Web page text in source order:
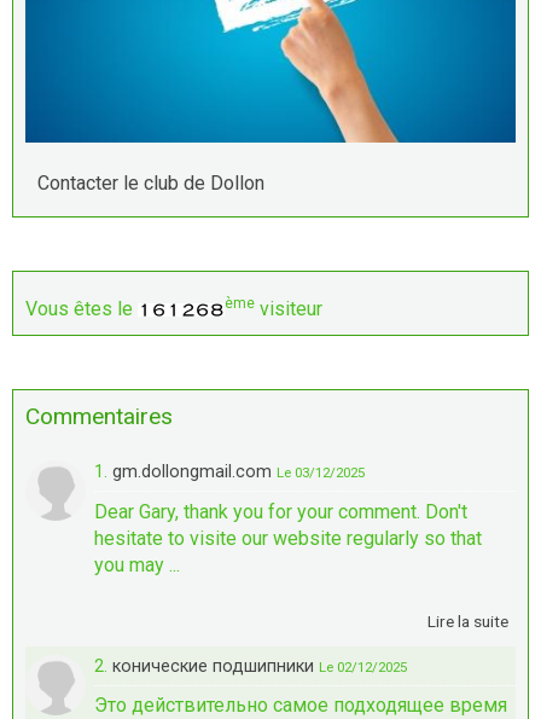
Contacter le club de Dollon
Vous êtes le ème visiteur
Commentaires
1. gm.dollongmail.com Le 03/12/2025
Dear Gary, thank you for your comment. Don't
hesitate to visite our website regularly so that
you may ...
Lire la suite
2. конические подшипники Le 02/12/2025
Это действительно самое подходящее время